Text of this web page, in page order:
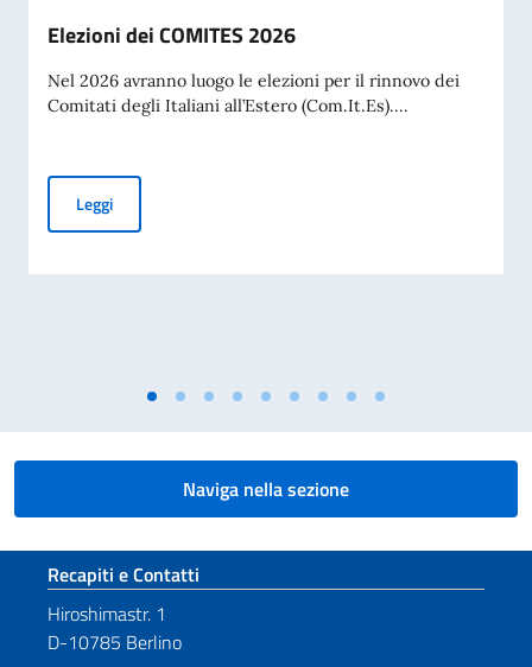
Elezioni dei COMITES 2026
Nel 2026 avranno luogo le elezioni per il rinnovo dei
Comitati degli Italiani all’Estero (Com.It.Es)....
LeggiElezioni dei COMITES 2026
Naviga nella sezione
Sezione footer
Recapiti e Contatti
Hiroshimastr. 1
D-10785 Berlino